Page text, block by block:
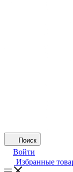
Поиск
Войти
Избранные